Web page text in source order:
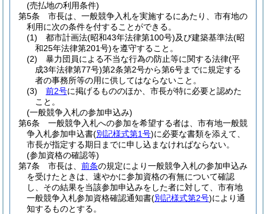
(売払地の利用条件)
第5条
市長は、一般競争入札を実施するにあたり、市有地の
利用に次の条件を付することができる。
(1)
都市計画法(昭和43年法律第100号)及び建築基準法(昭
和25年法律第201号)を遵守すること。
(2)
暴力団員による不当な行為の防止等に関する法律(平
成3年法律第77号)第2条第2号から第6号までに規定する
者の事務所等の用に供してはならないこと。
(3)
前2号に掲げるもののほか、市長が特に必要と認めた
こと。
(一般競争入札の参加申込み)
第6条
一般競争入札への参加を希望する者は、市有地一般競
争入札参加申込書(別記様式第1号)に必要な書類を添えて、
市長が指定する期日までに申し込まなければならない。
(参加資格の確認等)
第7条
市長は、 前条の規定により一般競争入札の参加申込み
を受けたときは、速やかに参加資格の有無について確認
し、その結果を当該参加申込みをした者に対して、市有地
一般競争入札参加資格確認通知書(別記様式第2号)により通
知するものとする。